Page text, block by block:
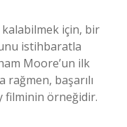
için, bir
istihbaratla
Moore’un ilk
rağmen, başarılı
filminin örneğidir.